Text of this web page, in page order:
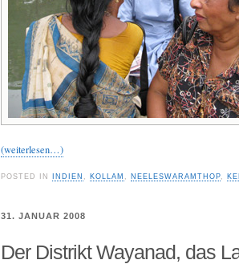
(weiterlesen…)
POSTED IN INDIEN KOLLAM NEELESWARAMTHOP
31. JANUAR 2008
Der Distrikt Wayanad, das